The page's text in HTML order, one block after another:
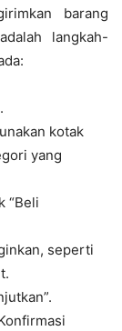
barang
langkah-
kotak
yang
“Beli
seperti